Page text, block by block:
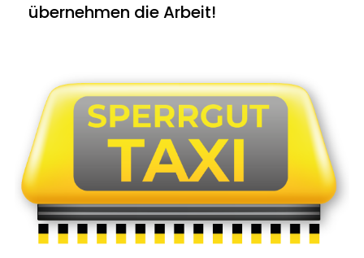
übernehmen die Arbeit!